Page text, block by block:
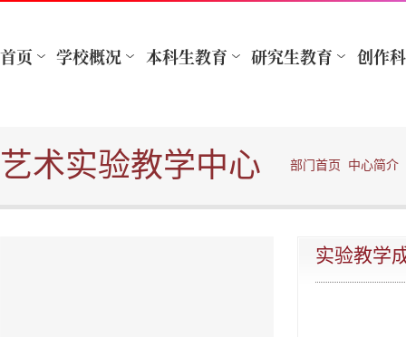
艺术实验教学中心 部门首页 中心简介
实验教学